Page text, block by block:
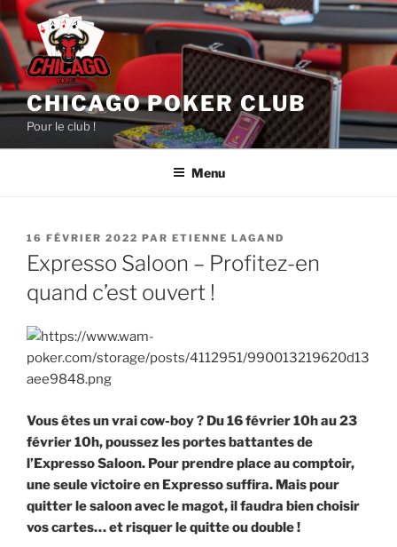
Aller
au
contenu
principal
CHICAGO POKER CLUB
Pour le club !
Menu
PUBLIÉ
LE
16 FÉVRIER 2022 PAR ETIENNE LAGAND
Expresso Saloon – Profitez-en
quand c’est ouvert !
Vous êtes un vrai cow-boy ? Du 16 février 10h au 23
février 10h, poussez les portes battantes de
l’Expresso Saloon. Pour prendre place au comptoir,
une seule victoire en Expresso suffira. Mais pour
quitter le saloon avec le magot, il faudra bien choisir
vos cartes… et risquer le quitte ou double !